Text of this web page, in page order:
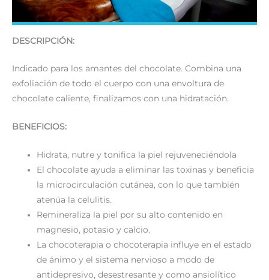
DESCRIPCIÓN:
Indicado para los amantes del chocolate. Combina una
exfoliación de todo el cuerpo con una envoltura de
chocolate caliente, finalizamos con una hidratación.
BENEFICIOS:
Hidrata, nutre y tonifica la piel rejuveneciéndola
El chocolate ayuda a eliminar las toxinas y beneficia
la microcirculación cutánea, con lo que también
atenúa la celulitis.
Remineraliza la piel por su alto contenido en
magnesio, potasio y calcio.
La chocoterapia o chocoterapia influye en el estado
de ánimo y el sistema nervioso a modo de
antidepresivo, desestresante y como ansiolítico